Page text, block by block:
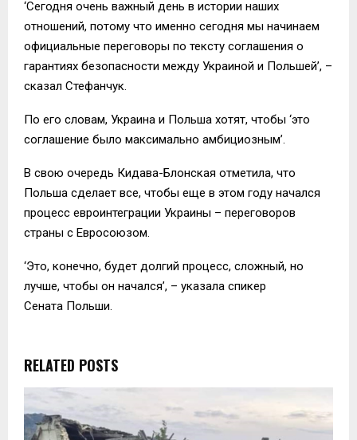
‘Сегодня очень важный день в истории наших
отношений, потому что именно сегодня мы начинаем
официальные переговоры по тексту соглашения о
гарантиях безопасности между Украиной и Польшей’, –
сказал Стефанчук.
По его словам, Украина и Польша хотят, чтобы ‘это
соглашение было максимально амбициозным’.
В свою очередь Кидава-Блонская отметила, что
Польша сделает все, чтобы еще в этом году начался
процесс евроинтеграции Украины – переговоров
страны с Евросоюзом.
‘Это, конечно, будет долгий процесс, сложный, но
лучше, чтобы он начался’, – указала спикер
Сената Польши.
RELATED POSTS